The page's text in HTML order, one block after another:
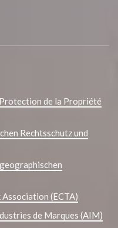
de la Propriété
Rechtsschutz und
(ECTA)
de Marques (AIM)